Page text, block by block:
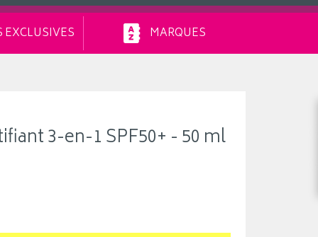
EXCLUSIVES MARQUES
3-en-1 SPF50+ - 50 ml